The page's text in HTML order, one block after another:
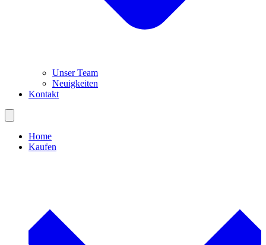
Unser Team
Neuigkeiten
Kontakt
Home
Kaufen